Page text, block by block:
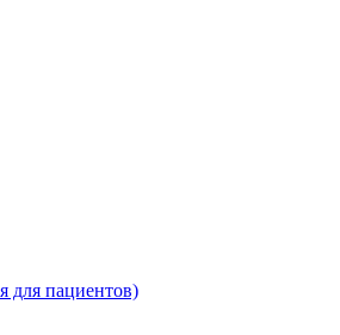
пациентов)